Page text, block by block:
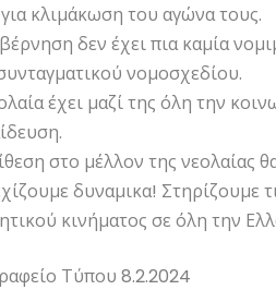
κλιμάκωση του αγώνα τους.
δεν έχει πια καμία
νομοσχεδίου.
έχει μαζί της όλη την
στο μέλλον της νεολαίας
δυναμικα! Στηρίζουμε
κινήματος σε όλη την
Τύπου 8.2.2024